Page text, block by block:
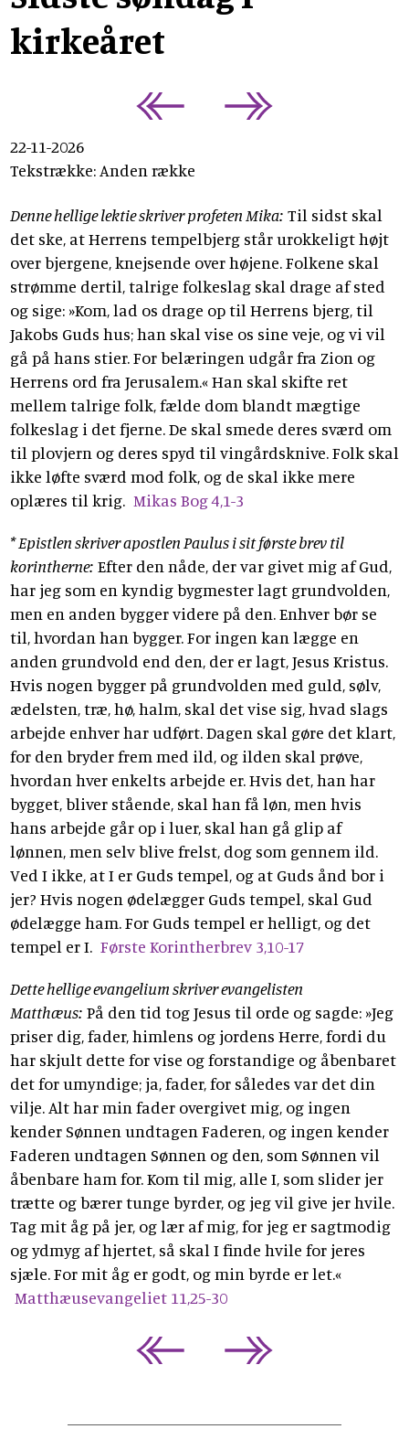
kirkeåret
22-11-2026
Tekstrække: Anden række
Denne hellige lektie skriver profeten Mika: Til sidst skal
det ske, at Herrens tempelbjerg står urokkeligt højt
over bjergene, knejsende over højene. Folkene skal
strømme dertil, talrige folkeslag skal drage af sted
og sige: »Kom, lad os drage op til Herrens bjerg, til
Jakobs Guds hus; han skal vise os sine veje, og vi vil
gå på hans stier. For belæringen udgår fra Zion og
Herrens ord fra Jerusalem.« Han skal skifte ret
mellem talrige folk, fælde dom blandt mægtige
folkeslag i det fjerne. De skal smede deres sværd om
til plovjern og deres spyd til vingårdsknive. Folk skal
ikke løfte sværd mod folk, og de skal ikke mere
oplæres til krig. Mikas Bog 4,1-3
* Epistlen skriver apostlen Paulus i sit første brev til
korintherne: Efter den nåde, der var givet mig af Gud,
har jeg som en kyndig bygmester lagt grundvolden,
men en anden bygger videre på den. Enhver bør se
til, hvordan han bygger. For ingen kan lægge en
anden grundvold end den, der er lagt, Jesus Kristus.
Hvis nogen bygger på grundvolden med guld, sølv,
ædelsten, træ, hø, halm, skal det vise sig, hvad slags
arbejde enhver har udført. Dagen skal gøre det klart,
for den bryder frem med ild, og ilden skal prøve,
hvordan hver enkelts arbejde er. Hvis det, han har
bygget, bliver stående, skal han få løn, men hvis
hans arbejde går op i luer, skal han gå glip af
lønnen, men selv blive frelst, dog som gennem ild.
Ved I ikke, at I er Guds tempel, og at Guds ånd bor i
jer? Hvis nogen ødelægger Guds tempel, skal Gud
ødelægge ham. For Guds tempel er helligt, og det
tempel er I. Første Korintherbrev 3,10-17
Dette hellige evangelium skriver evangelisten
Matthæus: På den tid tog Jesus til orde og sagde: »Jeg
priser dig, fader, himlens og jordens Herre, fordi du
har skjult dette for vise og forstandige og åbenbaret
det for umyndige; ja, fader, for således var det din
vilje. Alt har min fader overgivet mig, og ingen
kender Sønnen undtagen Faderen, og ingen kender
Faderen undtagen Sønnen og den, som Sønnen vil
åbenbare ham for. Kom til mig, alle I, som slider jer
trætte og bærer tunge byrder, og jeg vil give jer hvile.
Tag mit åg på jer, og lær af mig, for jeg er sagtmodig
og ydmyg af hjertet, så skal I finde hvile for jeres
sjæle. For mit åg er godt, og min byrde er let.«
Matthæusevangeliet 11,25-30